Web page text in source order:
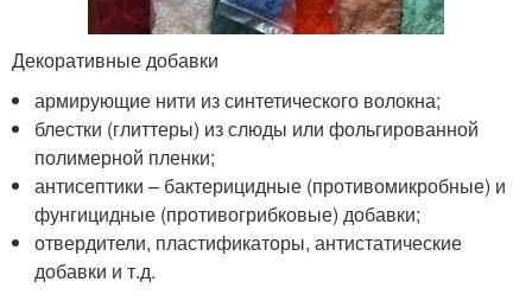
Декоративные добавки
армирующие нити из синтетического волокна;
блестки (глиттеры) из слюды или фольгированной
полимерной пленки;
антисептики – бактерицидные (противомикробные) и
фунгицидные (противогрибковые) добавки;
отвердители, пластификаторы, антистатические
добавки и т.д.